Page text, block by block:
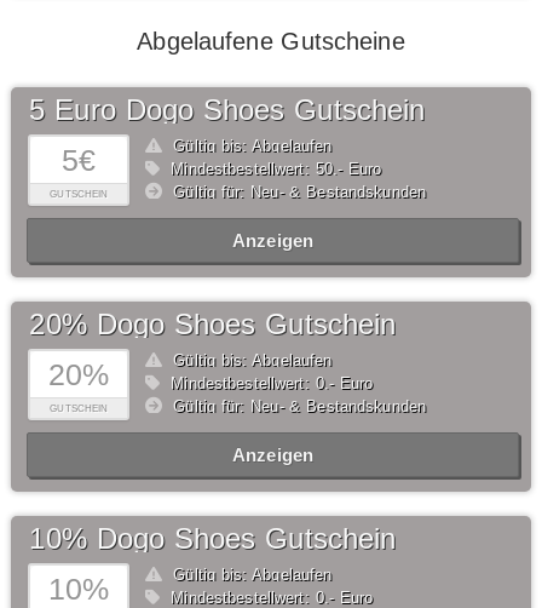
Abgelaufene Gutscheine
5€
GUTSCHEIN
5 Euro Dogo Shoes Gutschein
Gültig bis: Abgelaufen
Mindestbestellwert: 50,- Euro
Gültig für: Neu- & Bestandskunden
Anzeigen
20%
GUTSCHEIN
20% Dogo Shoes Gutschein
Gültig bis: Abgelaufen
Mindestbestellwert: 0,- Euro
Gültig für: Neu- & Bestandskunden
Anzeigen
10%
10% Dogo Shoes Gutschein
Gültig bis: Abgelaufen
Mindestbestellwert: 0,- Euro